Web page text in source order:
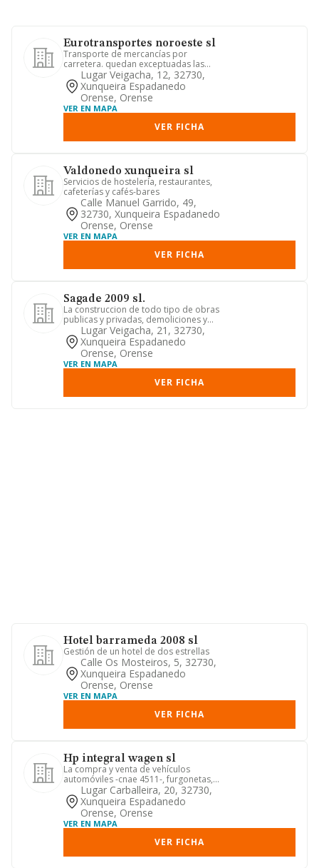
Eurotransportes noroeste sl
Transporte de mercancías por
carretera. quedan exceptuadas las
actividadesobjeto de la ley del merc...
Lugar Veigacha, 12, 32730,
Xunqueira Espadanedo
Orense, Orense
VER EN MAPA
VER FICHA
Valdonedo xunqueira sl
Servicios de hostelería, restaurantes,
cafeterías y cafés-bares
Calle Manuel Garrido, 49,
32730, Xunqueira Espadanedo
Orense, Orense
VER EN MAPA
VER FICHA
Sagade 2009 sl.
La construccion de todo tipo de obras
publicas y privadas, demoliciones y
excavaciones de terrenos ...
Lugar Veigacha, 21, 32730,
Xunqueira Espadanedo
Orense, Orense
VER EN MAPA
VER FICHA
Hotel barrameda 2008 sl
Gestión de un hotel de dos estrellas
Calle Os Mosteiros, 5, 32730,
Xunqueira Espadanedo
Orense, Orense
VER EN MAPA
VER FICHA
Hp integral wagen sl
La compra y venta de vehículos
automóviles -cnae 4511-, furgonetas,
camiones, vehículos industriale...
Lugar Carballeira, 20, 32730,
Xunqueira Espadanedo
Orense, Orense
VER EN MAPA
VER FICHA